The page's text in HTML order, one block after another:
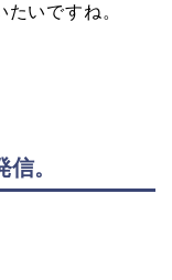
いですね。
信。